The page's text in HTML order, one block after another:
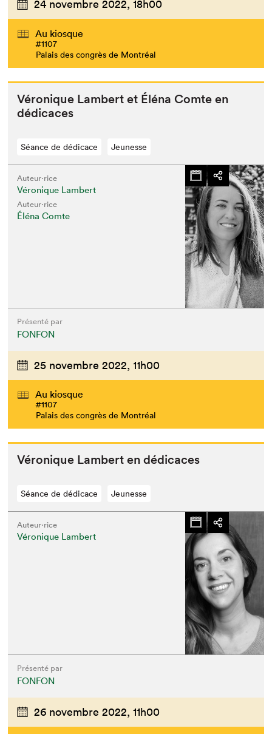
24 novembre 2022, 18h00
Au kiosque
#1107
Palais des congrès de Montréal
Véronique Lam­bert et Élé­na Comte en
dédicaces
Séance de dédicace Jeunesse
Auteur·rice
Véronique Lambert
Auteur·rice
Éléna Comte
Présenté par
FONFON
25 novembre 2022, 11h00
Au kiosque
#1107
Palais des congrès de Montréal
Véronique Lam­bert en dédicaces
Séance de dédicace Jeunesse
Auteur·rice
Véronique Lambert
Présenté par
FONFON
26 novembre 2022, 11h00